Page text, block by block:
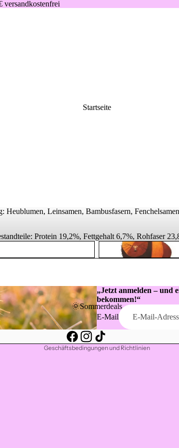
versandkostenfrei
Startseite
🌞Sommerdeals
Heublumen, Leinsamen, Bambusfasern,
Protein 19,2%, Fettgehalt 6,7%, Rohfaser
Tierische Kuschelwelt
„Jetzt anmelden – und
bekommen!“
E-Mail
Geschäftsbedingungen und Richtlinien
Datenschutzerklärung
Kontaktinformationen
Impressum
Versand
AGB